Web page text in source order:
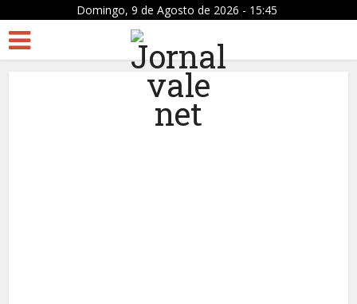
Domingo, 9 de Agosto de 2026 - 15:45